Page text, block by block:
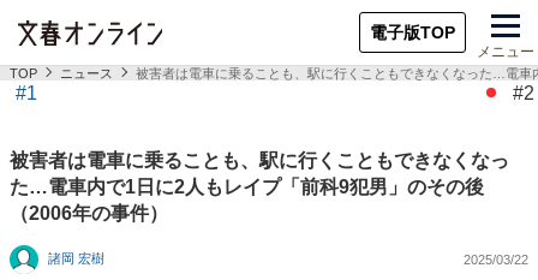
電子版TOP
メニュー
TOP ニュース 被害者は電車に乗ることも、駅に行くこともできなくなった…電
#1 #2
被害者は電車に乗ることも、駅に行くこともできなくなっ
た…電車内で1日に2人もレイプ「前科9犯男」のその後
（2006年の事件）
諸岡 宏樹 2025/03/22